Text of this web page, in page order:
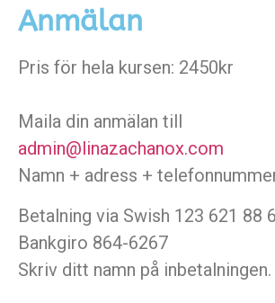
Anmälan
Pris för hela kursen: 2450kr
Maila din anmälan till
admin@linazachanox.com
Namn + adress +
Betalning via Swish 123 621 88
Bankgiro 864-6267
Skriv ditt namn på inbetalningen.